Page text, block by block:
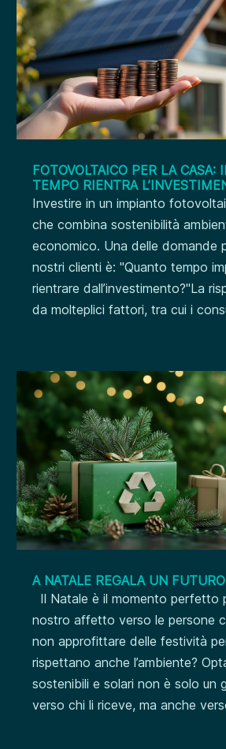
FOTOVOLTAICO PER LA CASA:
TEMPO RIENTRA
Investire in un impianto
che combina sostenibilità
economico. Una delle domande
nostri clienti è: "Quanto tempo
rientrare dall’investimento?"La
da molteplici fattori, tra cui i
A NATALE REGALA UN
Il Natale è il momento perfetto
nostro affetto verso le persone
non approfittare delle festività
rispettano anche l’ambiente?
sostenibili e solari non è solo un
verso chi li riceve, ma anche